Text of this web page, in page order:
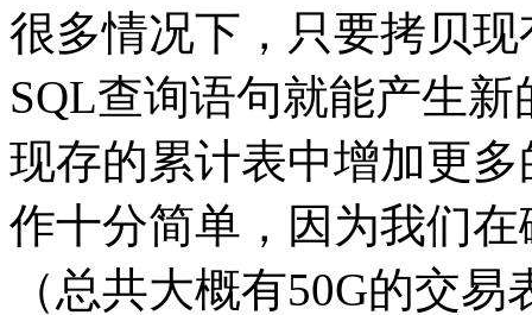
很多情况下，只要拷贝
SQL查询语句就能产生
现存的累计表中增加更
作十分简单，因为我们
（总共大概有50G的交